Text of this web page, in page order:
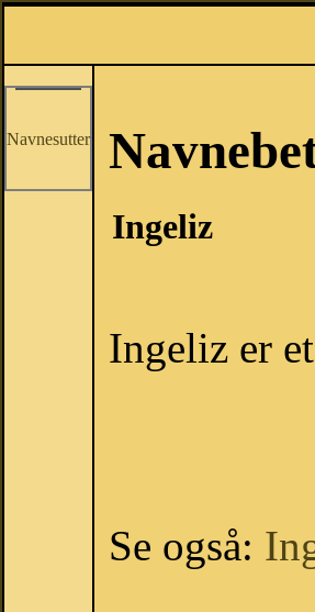
Navnesutter
Ingeliz
Ingeliz er
Se også: